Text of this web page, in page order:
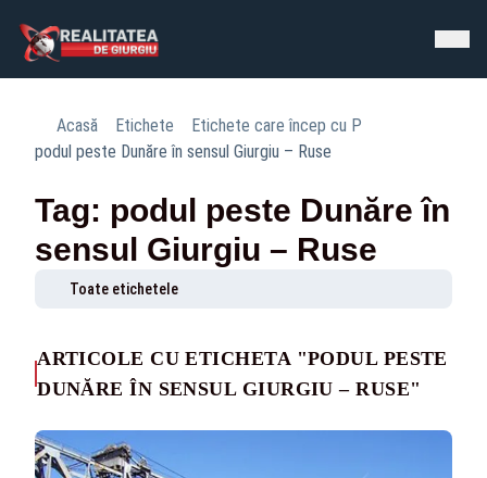
Acasă Etichete
Etichete care încep cu P
podul peste Dunăre în sensul Giurgiu – Ruse
Tag: podul peste Dunăre în
sensul Giurgiu – Ruse
Toate etichetele
ARTICOLE CU ETICHETA "PODUL PESTE
DUNĂRE ÎN SENSUL GIURGIU – RUSE"